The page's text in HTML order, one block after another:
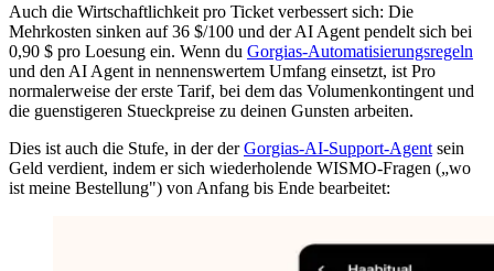
Auch die Wirtschaftlichkeit pro Ticket verbessert sich: Die
Mehrkosten sinken auf 36 $/100 und der AI Agent pendelt sich bei
0,90 $ pro Loesung ein. Wenn du Gorgias-Automatisierungsregeln
und den AI Agent in nennenswertem Umfang einsetzt, ist Pro
normalerweise der erste Tarif, bei dem das Volumenkontingent und
die guenstigeren Stueckpreise zu deinen Gunsten arbeiten.
Dies ist auch die Stufe, in der derGorgias-AI-Support-Agent sein
Geld verdient, indem er sich wiederholende WISMO-Fragen („wo
ist meine Bestellung") von Anfang bis Ende bearbeitet: